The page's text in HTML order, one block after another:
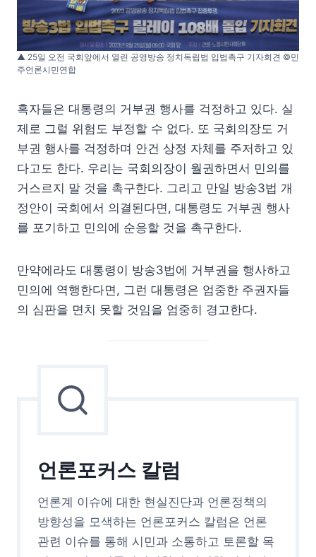
▲ 25일 오전 국회앞에서 열린 공영방송 정치독립법 입법촉구 기자회견 ©민
주언론시민연합
혹자들은 대통령의 거부권 행사를 걱정하고 있다. 실
제로 그럴 위험도 부정할 수 없다. 또 국회의장도 거
부권 행사를 걱정하며 안건 상정 자체를 주저하고 있
다고도 한다. 우리는 국회의장이 월권하면서 민의를
거스르지 말 것을 촉구한다. 그리고 만일 방송3법 개
정안이 국회에서 의결된다면, 대통령도 거부권 행사
를 포기하고 민의에 순응할 것을 촉구한다.
만약에라도 대통령이 방송3법에 거부권을 행사하고
민의에 역행한다면, 그런 대통령은 엄중한 주권자들
의 심판을 면치 못할 것임을 엄중히 경고한다.
언론포커스 칼럼
언론계 이슈에 대한 현실진단과 언론정책의
방향성을 모색하는 언론포커스 칼럼은 언론
관련 이슈를 통해 시민과 소통하고 토론할 목